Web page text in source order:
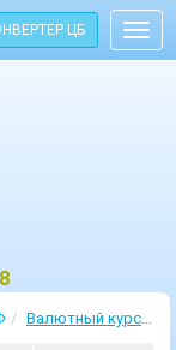
ЦБ
Валютный курс 14 Ноябрь 2018